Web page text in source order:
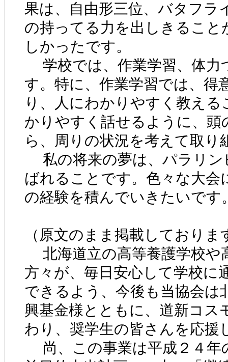
果は、自由形三位、バタフラ
の持ってる力を出しきること
しかったです。
学校では、作業学習、体力
す。特に、作業学習では、得
り、人にわかりやすく教え
かりやすく話せるように、
ら、周りの状況を考えて取り
私の将来の夢は、パラリン
ばれることです。色々な大会
の経験を積んでいきたいです
（原文のまま掲載しておりま
北海道立の高等養護学校や
方々が、毎日安心して学校に
できるよう、今後も当協会は
興基金様とともに、道新コス
わり、奨学生の皆さんを応援
尚、この事業は平成２４年